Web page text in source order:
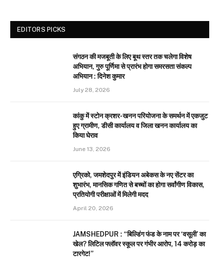
EDITORS PICKS
संगठन की मजबूती के लिए बूथ स्तर तक चलेगा विशेष
अभियान, गुरु पूर्णिमा से प्रारंभ होगा समरसता संकल्प
अभियान : दिनेश कुमार
July 28, 2026
कांकु में स्टोन क्रशर-खनन परियोजना के समर्थन में एकजुट
हुए ग्रामीण, डीसी कार्यालय व जिला खनन कार्यालय का
किया घेराव
June 13, 2026
एग्रिको, जमशेदपुर में इंडियन अबेकस के नए सेंटर का
शुभारंभ, मानसिक गणित से बच्चों का होगा सर्वांगीण विकास,
प्रतियोगी परीक्षाओं में मिलेगी मदद
April 20, 2026
JAMSHEDPUR : “बिल्डिंग फंड के नाम पर ‘वसूली’ का
खेल? लिटिल फ्लॉवर स्कूल पर गंभीर आरोप, 14 करोड़ का
टारगेट!”